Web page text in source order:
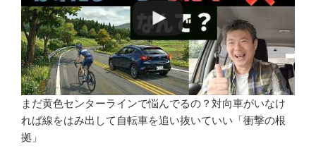
まだ黄色センターラインで悩んでるの？対向車がいなけ
れば線をはみ出して自転車を追い抜いていい「衝撃の根
拠」